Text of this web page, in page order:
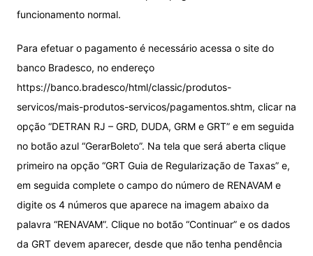
funcionamento normal.
Para efetuar o pagamento é necessário acessa o site do
banco Bradesco, no endereço
https://banco.bradesco/html/classic/produtos-
servicos/mais-produtos-servicos/pagamentos.shtm, clicar na
opção “DETRAN RJ – GRD, DUDA, GRM e GRT” e em seguida
no botão azul “GerarBoleto”. Na tela que será aberta clique
primeiro na opção “GRT Guia de Regularização de Taxas” e,
em seguida complete o campo do número de RENAVAM e
digite os 4 números que aparece na imagem abaixo da
palavra “RENAVAM”. Clique no botão “Continuar” e os dados
da GRT devem aparecer, desde que não tenha pendência